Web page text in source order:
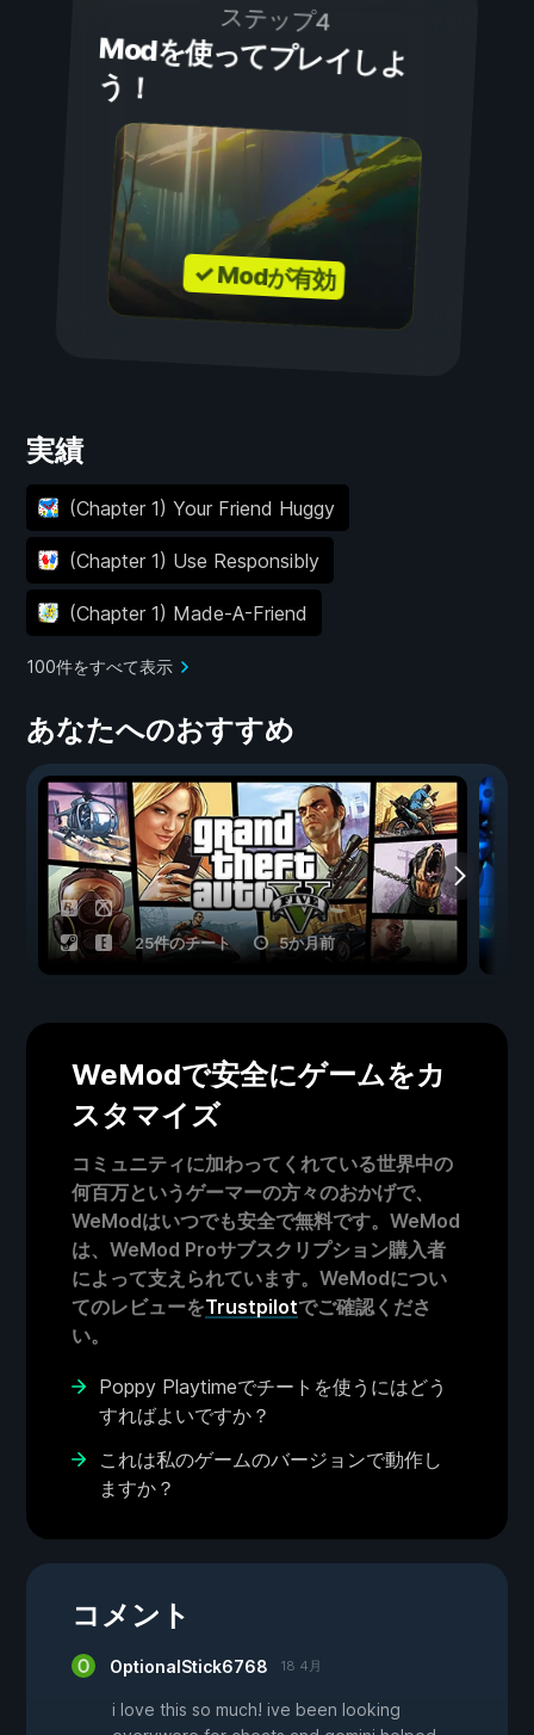
ステップ4
Modを使ってプレイしよ
う！
✓ Modが有効
実績
(Chapter 1) Your Friend Huggy
(Chapter 1) Use Responsibly
(Chapter 1) Made-A-Friend
100件をすべて表示
あなたへのおすすめ
25件のチート 5か月前
WeModで安全にゲームをカ
スタマイズ
コミュニティに加わってくれている世界中の
何百万というゲーマーの方々のおかげで、
WeModはいつでも安全で無料です。WeMod
は、WeMod Proサブスクリプション購入者
によって支えられています。WeModについ
てのレビューをTrustpilotでご確認くださ
い。
Poppy Playtimeでチートを使うにはどう
すればよいですか？
これは私のゲームのバージョンで動作し
ますか？
コメント
OptionalStick6768 18 4月
i love this so much! ive been looking